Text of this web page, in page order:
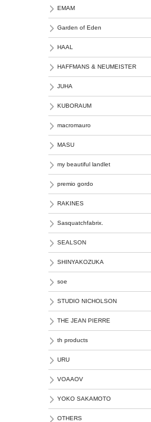
EMAM
Garden of Eden
HAAL
HAFFMANS & NEUMEISTER
JUHA
KUBORAUM
macromauro
MASU
my beautiful landlet
premio gordo
RAKINES
Sasquatchfabrix.
SEALSON
SHINYAKOZUKA
soe
STUDIO NICHOLSON
THE JEAN PIERRE
th products
URU
VOAAOV
YOKO SAKAMOTO
OTHERS